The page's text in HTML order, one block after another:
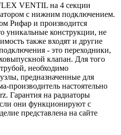
VENTIL на 4 секции
с нижним подключением.
Рифар и производится
уникальные конструкции, не
также входят и другие
- это переходники,
клапан. Для того
необходимо
предназначенные для
настоятельно
Гарантия на радиаторы
они функционируют с
представлена на сайте